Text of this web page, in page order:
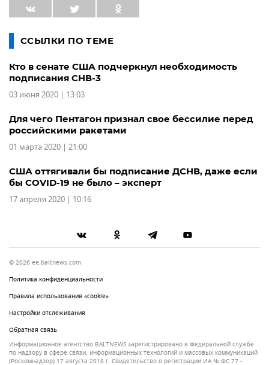
ССЫЛКИ ПО ТЕМЕ
Кто в сенате США подчеркнул необходимость
подписания СНВ-3
03 июня 2020 | 13:03
Для чего Пентагон признал свое бессилие перед
российскими ракетами
01 марта 2020 | 21:00
США оттягивали бы подписание ДСНВ, даже если
бы COVID-19 не было – эксперт
17 апреля 2020 | 10:16
© 2026 ee.baltnews.com
Политика конфиденциальности
Правила использования «cookie»
Настройки отслеживания
Обратная связь
Информационное агентство BALTNEWS зарегистрировано в Федеральной службе
по надзору в сфере связи, информационных технологий и массовых коммуникаций
(Роскомнадзор) 17 августа 2018 г. Свидетельство о регистрации ИА № ФС 77 -